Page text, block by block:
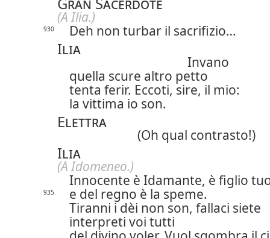
(A Ilia.)
930 Deh non turbar il sacrifizio…
Ilia
Invano
quella scure altro petto
tenta ferir. Eccoti, sire, il mio:
la vittima io son.
Elettra
(Oh qual contrasto!)
Ilia
(A Idomeneo.)
Innocente è Idamante, è figlio
935
e del regno è la speme.
Tiranni i dèi non son, fallaci siete
interpreti voi tutti